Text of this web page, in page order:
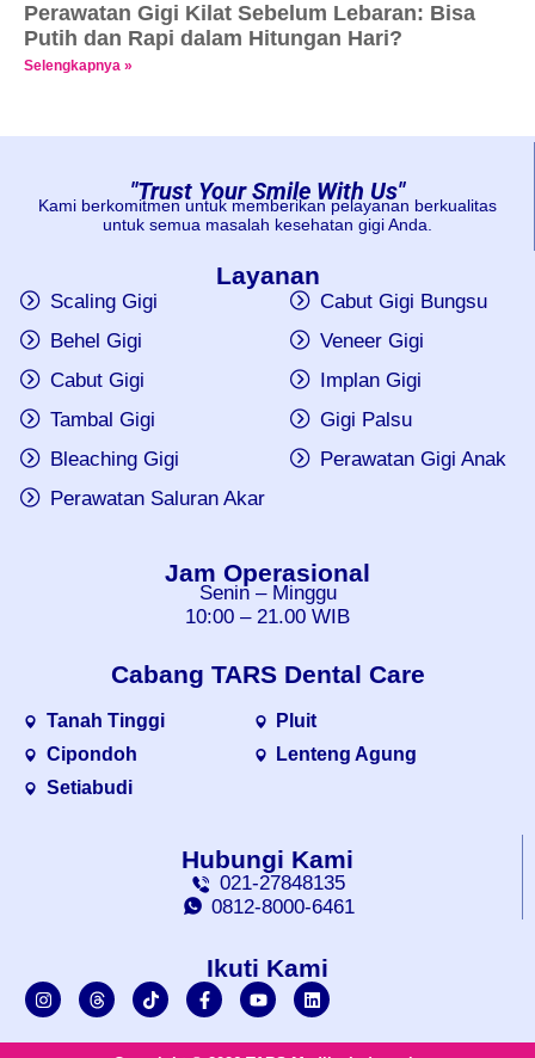
Perawatan Gigi Kilat Sebelum Lebaran: Bisa
Putih dan Rapi dalam Hitungan Hari?
Selengkapnya »
"Trust Your Smile With Us"
Kami berkomitmen untuk memberikan pelayanan berkualitas
untuk semua masalah kesehatan gigi Anda.
Layanan
Scaling Gigi
Behel Gigi
Cabut Gigi
Tambal Gigi
Bleaching Gigi
Perawatan Saluran Akar
Cabut Gigi Bungsu
Veneer Gigi
Implan Gigi
Gigi Palsu
Perawatan Gigi Anak
Jam Operasional
Senin – Minggu
10:00 – 21.00 WIB
Cabang TARS Dental Care
Tanah Tinggi
Cipondoh
Setiabudi
Pluit
Lenteng Agung
Hubungi Kami
021-27848135
0812-8000-6461
Ikuti Kami